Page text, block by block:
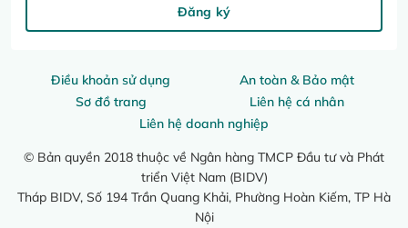
Điều khoản sử dụng
An toàn & Bảo mật
Sơ đồ trang
Liên hệ cá nhân
Liên hệ doanh nghiệp
© Bản quyền 2018 thuộc về Ngân hàng TMCP Đầu tư và Phát
triển Việt Nam (BIDV)
Tháp BIDV, Số 194 Trần Quang Khải, Phường Hoàn Kiếm, TP Hà
Nội
Đăng ký